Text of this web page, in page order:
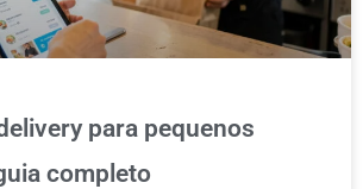
para pequenos
completo